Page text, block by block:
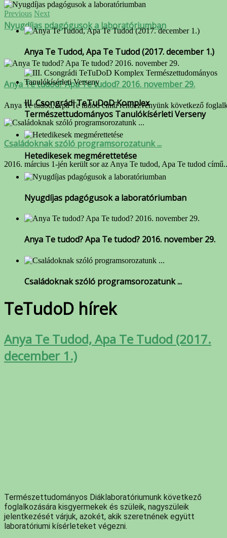
Nyugdíjas pdagógusok a laboratóriumban
Anya Te tudod? Apa Te tudod? 2016. november 29.
Anya Te tudod, Apa Te tudod című rendezvényünk következő
Családoknak szóló programsorozatunk ...
2016. március 1-jén került sor az Anya Te tudod, Apa Te tudod
Previous Next
Anya Te Tudod, Apa Te Tudod (2017. december 1.)
III. Csongrádi TeTuDoD Komplex
Természettudományos Tanulókísérleti Verseny
Hetedikesek megmérettetése
Nyugdíjas pdagógusok a laboratóriumban
Anya Te tudod? Apa Te tudod? 2016. november 29.
Családoknak szóló programsorozatunk ...
TeTudoD hírek
Anya Te Tudod, Apa Te Tudod (2017.
december 1.)
Természettudományos Diáklaboratóriumunk következő
foglalkozására kisgyermekek és szüleik, nagyszüleik
jelentkezését várjuk, azokét, akik szeretnének együtt
laboratóriumi kísérleteket végezni.